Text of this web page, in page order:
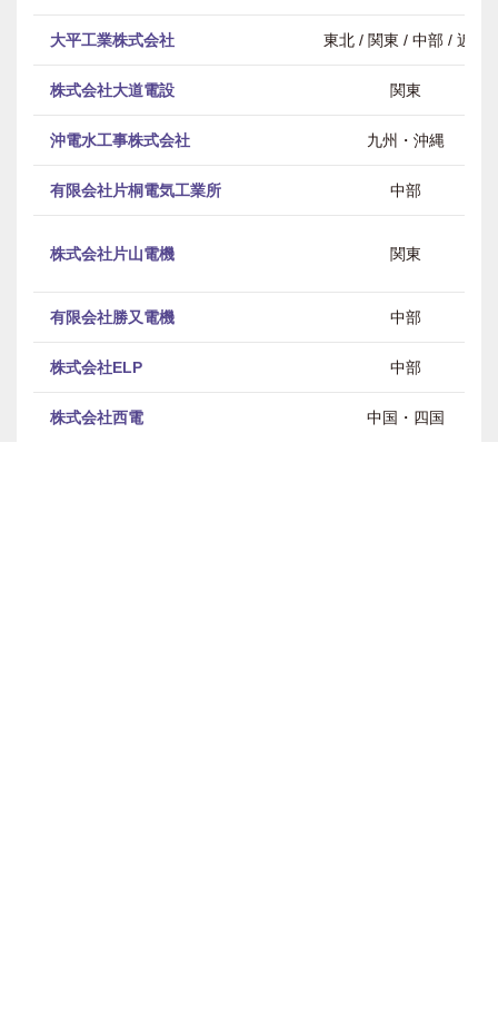
大平工業株式会社 東北 / 関東 / 中部 / 近畿
株式会社大道電設 関東
沖電水工事株式会社 九州・沖縄
有限会社片桐電気工業所 中部
株式会社片山電機 関東
有限会社勝又電機 中部
株式会社ELP 中部
株式会社西電 中国・四国